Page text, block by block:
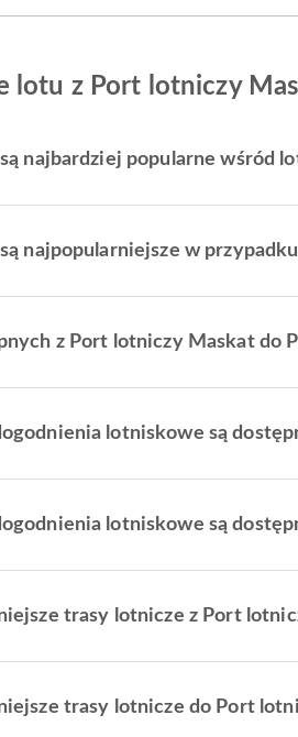
lotu z Port lotniczy
najbardziej popularne wśród
najpopularniejsze w
z Port lotniczy Maskat do
lotniskowe są
lotniskowe są
trasy lotnicze z Port
trasy lotnicze do Port